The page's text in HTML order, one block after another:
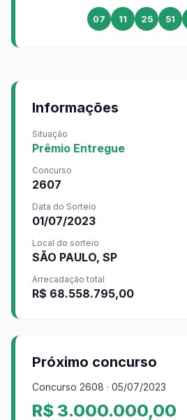
07 11 25 51
Informações
Situação
Prêmio Entregue
Concurso
2607
Data do Sorteio
01/07/2023
Local do sorteio
SÃO PAULO, SP
Arrecadação total
R$ 68.558.795,00
Próximo concurso
Concurso 2608 · 05/07/2023
R$ 3.000.000,00